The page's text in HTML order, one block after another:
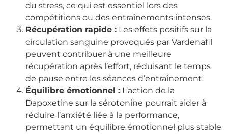
du stress, ce qui est essentiel lors des
compétitions ou des entraînements intenses.
Récupération rapide : Les effets positifs sur la
circulation sanguine provoqués par Vardenafil
peuvent contribuer à une meilleure
récupération après l’effort, réduisant le temps
de pause entre les séances d’entraînement.
Équilibre émotionnel : L’action de la
Dapoxetine sur la sérotonine pourrait aider à
réduire l’anxiété liée à la performance,
permettant un équilibre émotionnel plus stable